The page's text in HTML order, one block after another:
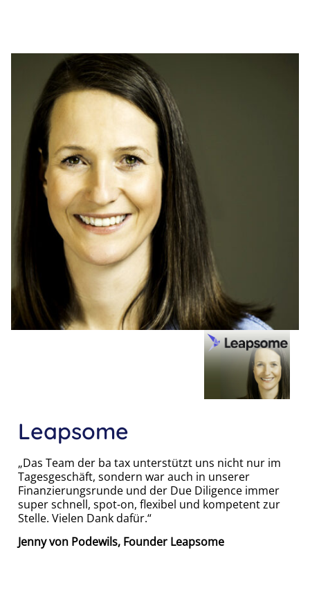
Leapsome
„Das Team der ba tax unterstützt uns nicht nur im
Tagesgeschäft, sondern war auch in unserer
Finanzierungsrunde und der Due Diligence immer
super schnell, spot-on, flexibel und kompetent zur
Stelle. Vielen Dank dafür.“
Jenny von Podewils, Founder Leapsome